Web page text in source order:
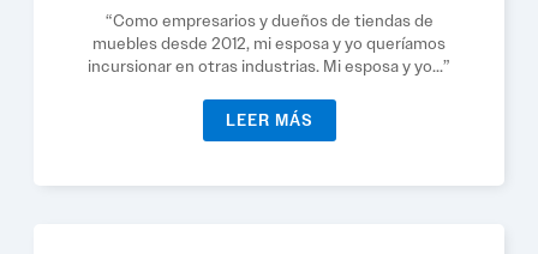
“Como empresarios y dueños de tiendas de
muebles desde 2012, mi esposa y yo queríamos
incursionar en otras industrias. Mi esposa y yo...”
LEER MÁS